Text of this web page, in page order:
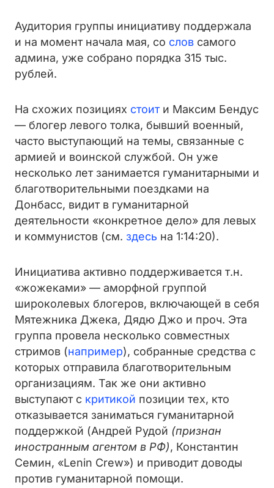
Аудитория группы инициативу поддержала
и на момент начала мая, со слов самого
админа, уже собрано порядка 315 тыс.
рублей.
На схожих позициях стоити Максим Бендус
— блогер левого толка, бывший военный,
часто выступающий на темы, связанные с
армией и воинской службой. Он уже
несколько лет занимается гуманитарными и
благотворительными поездками на
Донбасс, видит в гуманитарной
деятельности «конкретное дело» для левых
и коммунистов (см. здесь на 1:14:20).
Инициатива активно поддерживается т.н.
«жожеками» — аморфной группой
широколевых блогеров, включающей в себя
Мятежника Джека, Дядю Джо и проч. Эта
группа провела несколько совместных
стримов (например), собранные средства с
которых отправила благотворительным
организациям. Так же они активно
выступают с критикой позиции тех, кто
отказывается заниматься гуманитарной
поддержкой (Андрей Рудой (признан
иностранным агентом в РФ), Константин
Семин, «Lenin Crew») и приводит доводы
против гуманитарной помощи.